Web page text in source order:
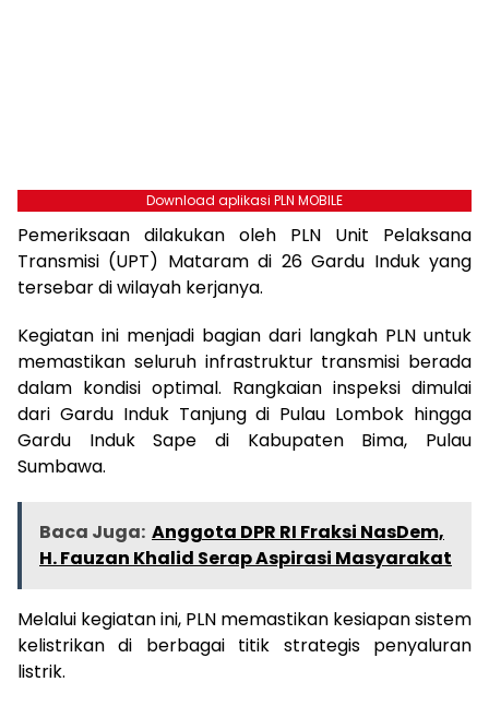
Download aplikasi PLN MOBILE
Pemeriksaan dilakukan oleh PLN Unit Pelaksana
Transmisi (UPT) Mataram di 26 Gardu Induk yang
tersebar di wilayah kerjanya.
Kegiatan ini menjadi bagian dari langkah PLN untuk
memastikan seluruh infrastruktur transmisi berada
dalam kondisi optimal. Rangkaian inspeksi dimulai
dari Gardu Induk Tanjung di Pulau Lombok hingga
Gardu Induk Sape di Kabupaten Bima, Pulau
Sumbawa.
Baca Juga: Anggota DPR RI Fraksi NasDem,
H. Fauzan Khalid Serap Aspirasi Masyarakat
Melalui kegiatan ini, PLN memastikan kesiapan sistem
kelistrikan di berbagai titik strategis penyaluran
listrik.